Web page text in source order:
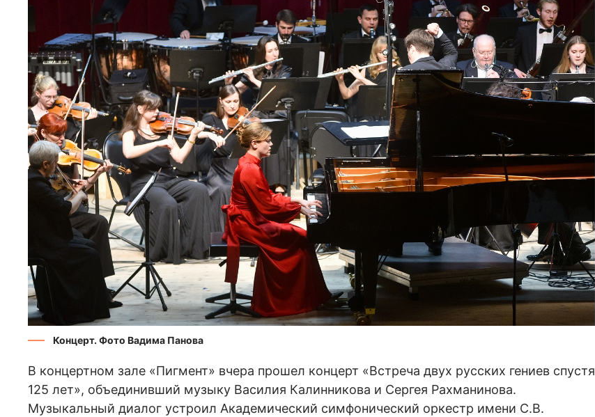
Концерт. Фото Вадима Панова
В концертном зале «Пигмент» вчера прошел концерт «Встреча двух русских гениев спустя
125 лет», объединивший музыку Василия Калинникова и Сергея Рахманинова.
Музыкальный диалог устроил Академический симфонический оркестр имени С.В.